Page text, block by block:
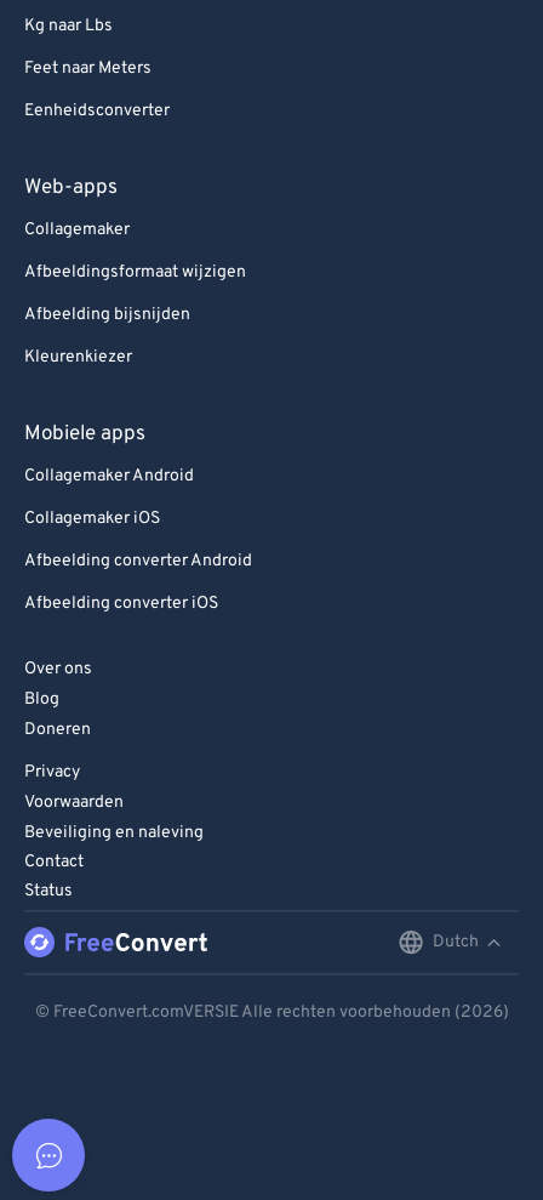
Kg naar Lbs
Feet naar Meters
Eenheidsconverter
Web-apps
Collagemaker
Afbeeldingsformaat wijzigen
Afbeelding bijsnijden
Kleurenkiezer
Mobiele apps
Collagemaker Android
Collagemaker iOS
Afbeelding converter Android
Afbeelding converter iOS
Over ons
Blog
Doneren
Privacy
Voorwaarden
Beveiliging en naleving
Contact
Status
Dutch
© FreeConvert.comVERSIE Alle rechten voorbehouden (2026)